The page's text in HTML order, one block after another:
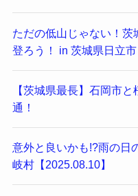
ただの低山じゃない！
登ろう！ in 茨城県日立市
【茨城県最長】石岡市
通！
意外と良いかも!?雨の日
岐村【2025.08.10】